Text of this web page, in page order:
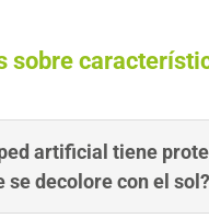
sobre
artificial tiene
se decolore con el sol?